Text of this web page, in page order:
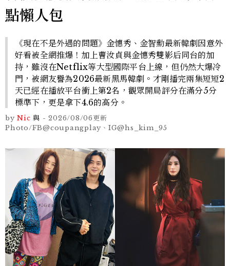
點懶人包
《現在不是外遇的問題》金憓秀、金智勳最新韓劇因意外
好看被全網推爆！加上曹汝貞與金憓秀雙影后同台的加
持，雖沒在Netflix等大型國際平台上線，但仍然大爆冷
門，被網友譽為2026最新黑馬韓劇。才剛播完兩集短短2
天已經在播放平台衝上第2名，觀眾開局評分在滿分5分
標準下，更是拿下4.6的高分。
by Nic 與 -2026/08/06更新
Photo/FB@coupangplay、IG@hs_kim_95